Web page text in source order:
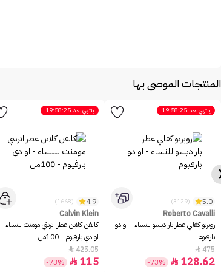
المنتجات الموصى بها
ينتهي بعد 19:58:25
5.0
(3129)
Roberto Cavalli
روبرتو كفالي عطر باراديسو للنساء - او دو
بارفيوم
475

128.62

-73%
ينتهي بعد 19:58:25
4.9
(1668)
Calvin Klein
كالفن كلاين عطر اترنتي مومنت للنساء -
او دي بارفيوم - 100مل
425.05

115

-73%